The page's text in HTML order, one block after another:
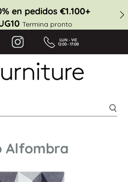
en pedidos €1.100+
Termina pronto
Alfombra